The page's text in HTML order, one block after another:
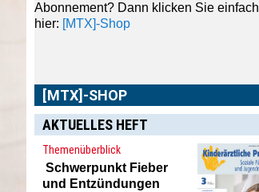
Abonnement? Dann klicken Sie einfach
hier: [MTX]-Shop
[MTX]-SHOP
AKTUELLES HEFT
Themenüberblick
Schwerpunkt Fieber
und Entzündungen